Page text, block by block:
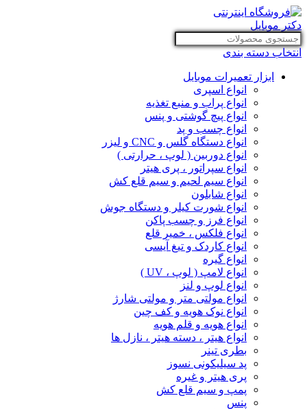
انتخاب دسته بندی
ابزار تعمیرات موبایل
انواع اسپری
انواع پراب و منبع تغذیه
انواع پیچ گوشتی و پنس
انواع چسب و پد
انواع دستگاه گلس و CNC و لیزر
انواع دوربین ( لوپ ، حرارتی )
انواع سپراتور ، پری هیتر
انواع سیم لحیم و سیم قلع کش
انواع شابلون
انواع شورت کیلر و دستگاه جوش
انواع فرز و چسب پاکن
انواع فلکس ، خمیر قلع
انواع کاردک و تیغ آیسی
انواع گیره
انواع لامپ ( لوپ ، UV )
انواع لوپ و لنز
انواع مولتی متر و مولتی شارژ
انواع نوک هویه و کف چین
انواع هویه و قلم هویه
انواع هیتر ، دسته هیتر ، نازل ها
بطری تینر
پد سیلیکونی نسوز
پری هیتر و غیره
پمپ و سیم قلع کش
پنس